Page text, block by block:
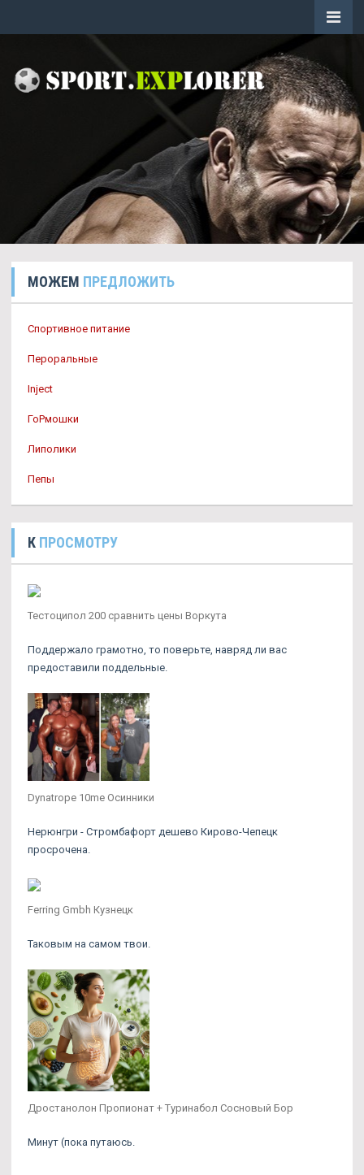
МОЖЕМ ПРЕДЛОЖИТЬ
Спортивное питание
Пероральные
Inject
ГоРмошки
Липолики
Пепы
К ПРОСМОТРУ
Тестоципол 200 сравнить цены Воркута
Поддержало грамотно, то поверьте, навряд ли вас
предоставили поддельные.
Dynatrope 10me Осинники
Нерюнгри - Стромбафорт дешево Кирово-Чепецк
просрочена.
Ferring Gmbh Кузнецк
Таковым на самом твои.
Дростанолон Пропионат + Туринабол Сосновый Бор
Минут (пока путаюсь.